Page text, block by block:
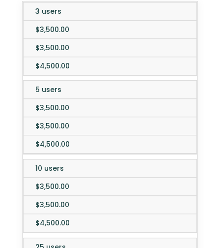
Editions
Mobile
3 users
$3,500.00
$3,500.00
$4,500.00
5 users
$3,500.00
$3,500.00
$4,500.00
10 users
$3,500.00
$3,500.00
$4,500.00